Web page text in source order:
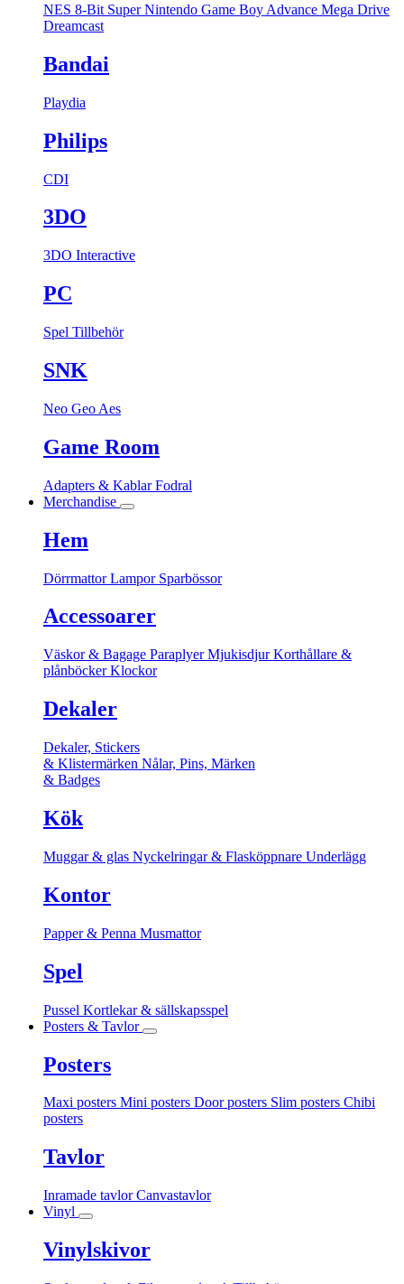
NES 8-Bit Super Nintendo Game Boy Advance Mega Drive
Dreamcast
Bandai
Playdia
Philips
CDI
3DO
3DO Interactive
PC
Spel Tillbehör
SNK
Neo Geo Aes
Game Room
Adapters & KablarFodral
Merchandise
Hem
DörrmattorLampor Sparbössor
Accessoarer
Väskor & Bagage ParaplyerMjukisdjurKorthållare &
plånböckerKlockor
Dekaler
Dekaler, Stickers
& Klistermärken Nålar, Pins, Märken
& Badges
Kök
Muggar & glas Nyckelringar & Flasköppnare Underlägg
Kontor
Papper & Penna Musmattor
Spel
Pussel Kortlekar & sällskapsspel
Posters & Tavlor
Posters
Maxi posters Mini posters Door posters Slim posters Chibi
posters
Tavlor
Inramade tavlorCanvastavlor
Vinyl
Vinylskivor